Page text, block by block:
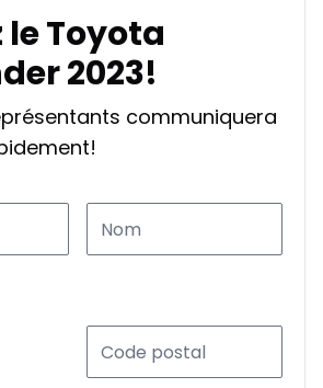
le Toyota
2023!
communiquera